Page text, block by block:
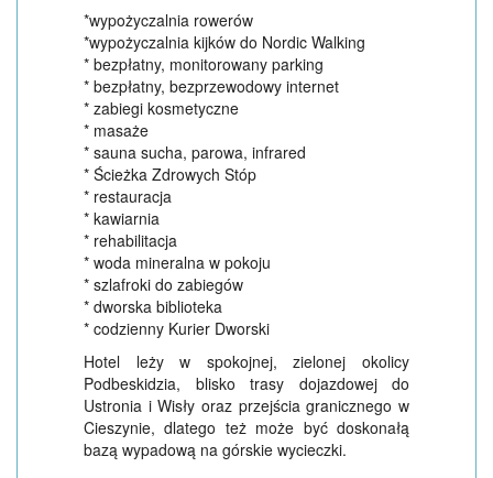
*wypożyczalnia rowerów
*wypożyczalnia kijków do Nordic Walking
* bezpłatny, monitorowany parking
* bezpłatny, bezprzewodowy internet
* zabiegi kosmetyczne
* masaże
* sauna sucha, parowa, infrared
* Ścieżka Zdrowych Stóp
* restauracja
* kawiarnia
* rehabilitacja
* woda mineralna w pokoju
* szlafroki do zabiegów
* dworska biblioteka
* codzienny Kurier Dworski
Hotel leży w spokojnej, zielonej okolicy
Podbeskidzia, blisko trasy dojazdowej do
Ustronia i Wisły oraz przejścia granicznego w
Cieszynie, dlatego też może być doskonałą
bazą wypadową na górskie wycieczki.